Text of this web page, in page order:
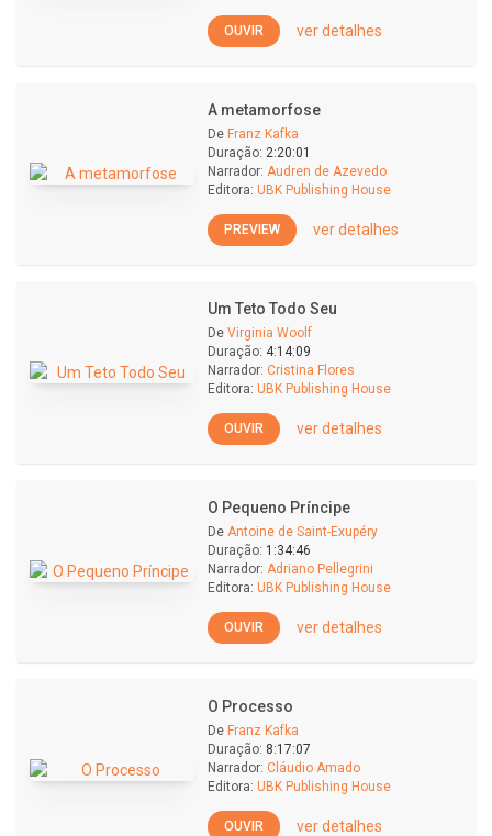
OUVIR ver detalhes
A metamorfose
De Franz Kafka
Duração: 2:20:01
Narrador: Audren de Azevedo
Editora: UBK Publishing House
PREVIEW ver detalhes
Um Teto Todo Seu
De Virginia Woolf
Duração: 4:14:09
Narrador: Cristina Flores
Editora: UBK Publishing House
OUVIR ver detalhes
O Pequeno Príncipe
De Antoine de Saint-Exupéry
Duração: 1:34:46
Narrador: Adriano Pellegrini
Editora: UBK Publishing House
OUVIR ver detalhes
O Processo
De Franz Kafka
Duração: 8:17:07
Narrador: Cláudio Amado
Editora: UBK Publishing House
OUVIR ver detalhes